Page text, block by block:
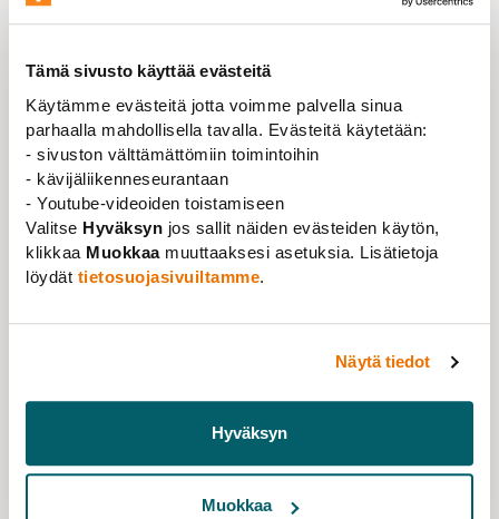
Tämä sivusto käyttää evästeitä
Käytämme evästeitä jotta voimme palvella sinua
parhaalla mahdollisella tavalla. Evästeitä käytetään:
- sivuston välttämättömiin toimintoihin
- kävijäliikenneseurantaan
- Youtube-videoiden toistamiseen
Valitse Hyväksyn jos sallit näiden evästeiden käytön,
klikkaa Muokkaamuuttaaksesi asetuksia. Lisätietoja
löydät tietosuojasivuiltamme.
Näytä tiedot
Hyväksyn
Muokkaa
Lue lisää
Tervetuloa juhlimaan opettajia 5.10.
Lue lisää